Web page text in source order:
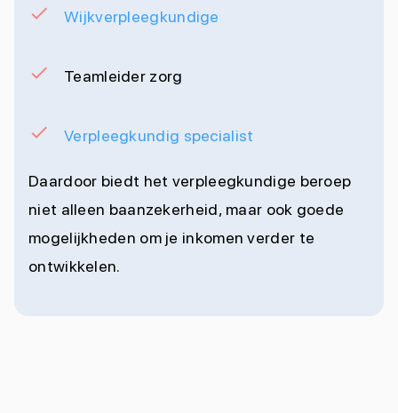
Wijkverpleegkundige
Teamleider zorg
Verpleegkundig specialist
Daardoor biedt het verpleegkundige beroep
niet alleen baanzekerheid, maar ook goede
mogelijkheden om je inkomen verder te
ontwikkelen.